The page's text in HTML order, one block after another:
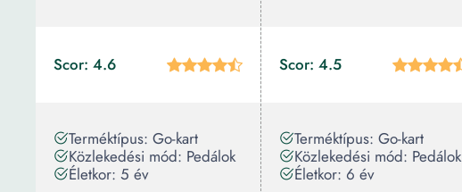
Scor: 4.6
Terméktípus: Go-kart
Közlekedési mód: Pedálok
Életkor: 5 év
Scor: 4.5
Terméktípus: Go-kart
Közlekedési mód: Pedálok
Életkor: 6 év